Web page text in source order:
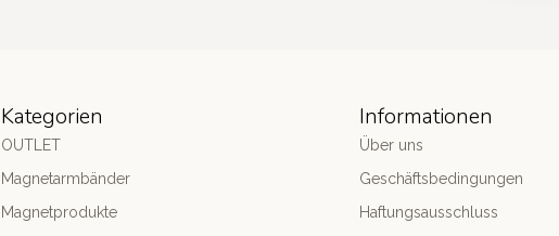
Kategorien
OUTLET
Magnetarmbänder
Magnetprodukte
Informationen
Über uns
Geschäftsbedingungen
Haftungsausschluss